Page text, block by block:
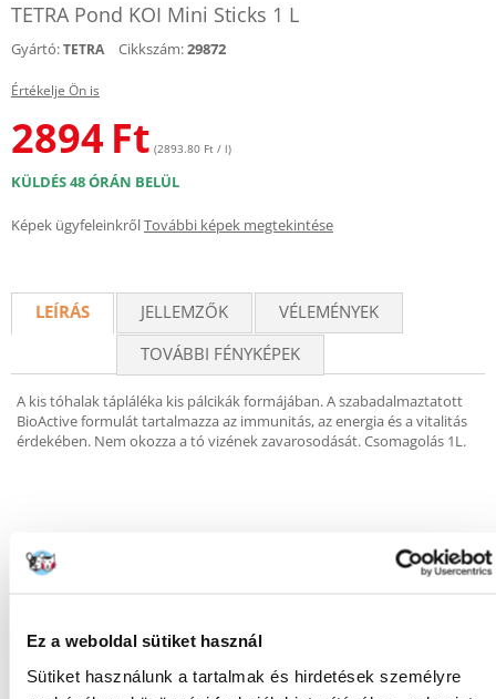
Ez a weboldal sütiket használ
Sütiket használunk a tartalmak és hirdetések személyre
TETRA Pond KOI Mini Sticks 1 L
Gyártó:TETRA Cikkszám:29872
Értékelje Ön is
2894 Ft (2893.80 Ft / l)
KÜLDÉS 48 ÓRÁN BELÜL
Képek ügyfeleinkrőlTovábbi képek megtekintése
LEÍRÁS JELLEMZŐK
VÉLEMÉNYEK
TOVÁBBI FÉNYKÉPEK
A kis tóhalak tápláléka kis pálcikák formájában. A szabadalmaztatott
BioActive formulát tartalmazza az immunitás, az energia és a vitalitás
érdekében. Nem okozza a tó vizének zavarosodását. Csomagolás 1L.
KÉRDEZZ TŐLÜNK!
Gyakori Kérdések (GYIK)